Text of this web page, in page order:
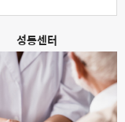
성동센터